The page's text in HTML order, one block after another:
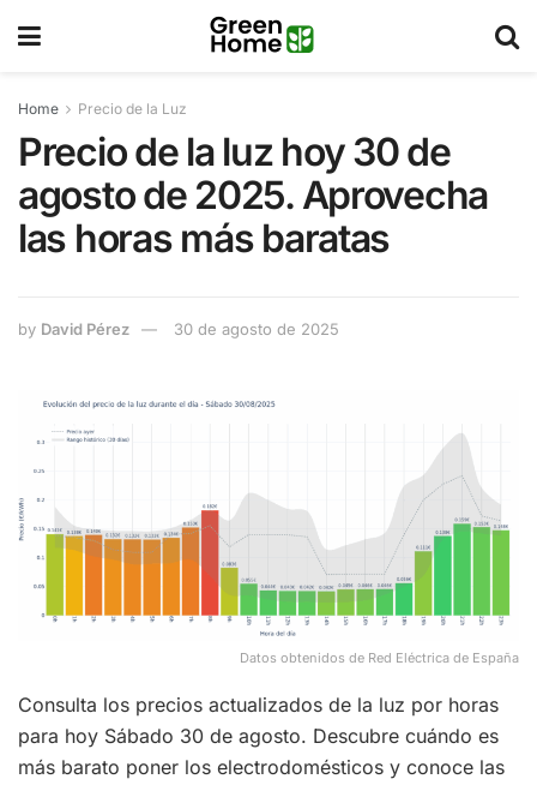
Home Precio de la Luz
Precio de la luz hoy 30 de
agosto de 2025. Aprovecha
las horas más baratas
by David Pérez 30 de agosto de 2025
Datos obtenidos de Red Eléctrica de España
Consulta los precios actualizados de la luz por horas
para hoy Sábado 30 de agosto. Descubre cuándo es
más barato poner los electrodomésticos y conoce las